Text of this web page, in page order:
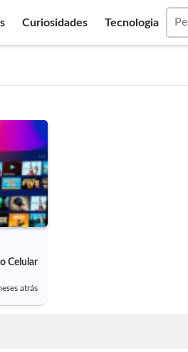
Curiosidades Tecnologia
Celular
atrás